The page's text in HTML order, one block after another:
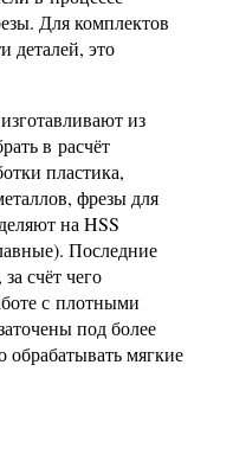
Для комплектов
деталей, это
из
в расчёт
пластика,
фрезы для
на HSS
Последние
счёт чего
с плотными
под более
мягкие